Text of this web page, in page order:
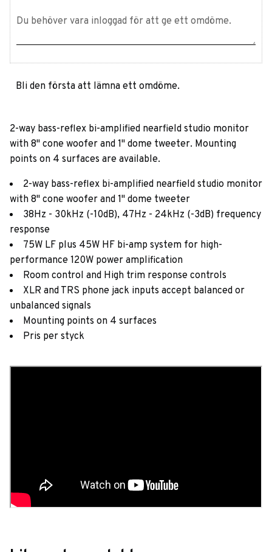
Bli den första att lämna ett omdöme.
2-way bass-reflex bi-amplified nearfield studio monitor
with 8" cone woofer and 1" dome tweeter. Mounting
points on 4 surfaces are available.
2-way bass-reflex bi-amplified nearfield studio monitor
with 8" cone woofer and 1" dome tweeter
38Hz - 30kHz (-10dB), 47Hz - 24kHz (-3dB) frequency
response
75W LF plus 45W HF bi-amp system for high-
performance 120W power amplification
Room control and High trim response controls
XLR and TRS phone jack inputs accept balanced or
unbalanced signals
Mounting points on 4 surfaces
Pris per styck